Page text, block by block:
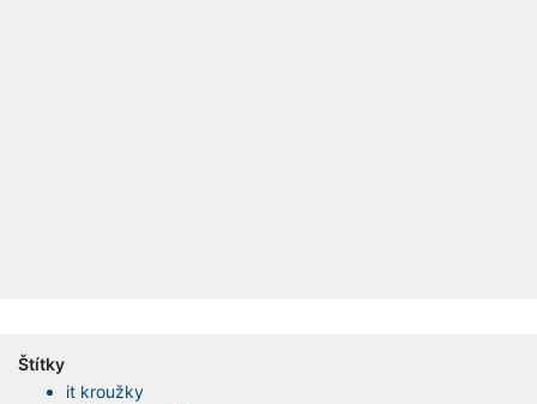
Štítky
it kroužky